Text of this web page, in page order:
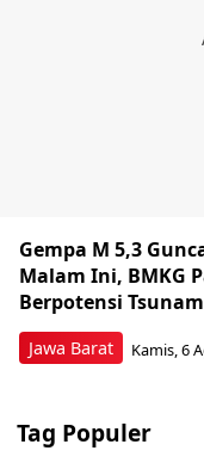
Jawa Barat
Gempa M 5,3
Malam Ini, BMKG
Berpotensi
Kamis, 6
Tag Populer